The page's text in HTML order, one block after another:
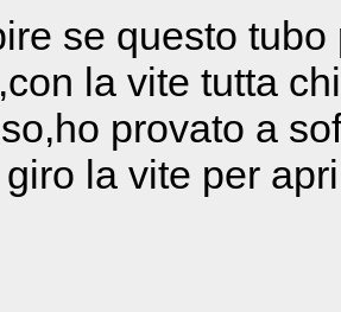
se questo
la vite tutta
provato a
la vite per